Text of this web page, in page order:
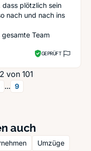
plötzlich sein
nach und nach ins
Team
GEPRÜFT
von 101
... 9
auch
Umzüge